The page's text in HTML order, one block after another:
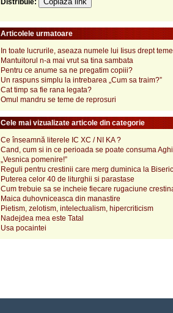
Articolele urmatoare
In toate lucrurile, aseaza numele lui Iisus drept
Mantuitorul n-a mai vrut sa tina sambata
Pentru ce anume sa ne pregatim copiii?
Un raspuns simplu la intrebarea „Cum sa traim?”
Cat timp sa fie rana legata?
Omul mandru se teme de reprosuri
Cele mai vizualizate articole din categorie
Ce înseamnă literele IC XC / NI KA ?
Cand, cum si in ce perioada se poate consuma
„Vesnica pomenire!”
Reguli pentru crestinii care merg duminica la
Puterea celor 40 de liturghii si parastase
Cum trebuie sa se incheie fiecare rugaciune
Maica duhovniceasca din manastire
Pietism, zelotism, intelectualism, hipercriticism
Nadejdea mea este Tatal
Usa pocaintei